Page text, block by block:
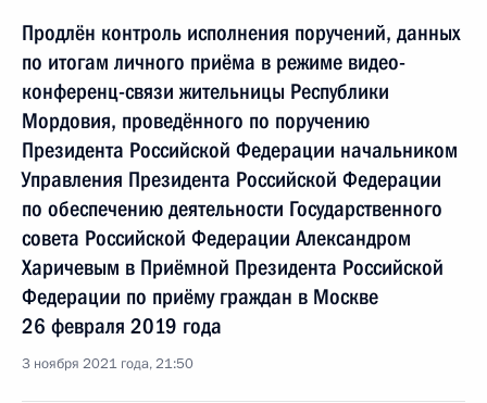
Продлён контроль исполнения поручений, данных
по итогам личного приёма в режиме видео-
конференц-связи жительницы Республики
Мордовия, проведённого по поручению
Президента Российской Федерации начальником
Управления Президента Российской Федерации
по обеспечению деятельности Государственного
совета Российской Федерации Александром
Харичевым в Приёмной Президента Российской
Федерации по приёму граждан в Москве
26 февраля 2019 года
3 ноября 2021 года, 21:50